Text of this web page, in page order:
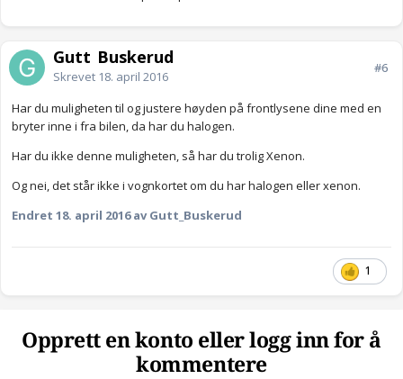
Gutt_Buskerud
Skrevet 18. april 2016
#6
Har du muligheten til og justere høyden på frontlysene dine med en
bryter inne i fra bilen, da har du halogen.
Har du ikke denne muligheten, så har du trolig Xenon.
Og nei, det står ikke i vognkortet om du har halogen eller xenon.
Endret 18. april 2016av Gutt_Buskerud
1
Opprett en konto eller logg inn for å
kommentere